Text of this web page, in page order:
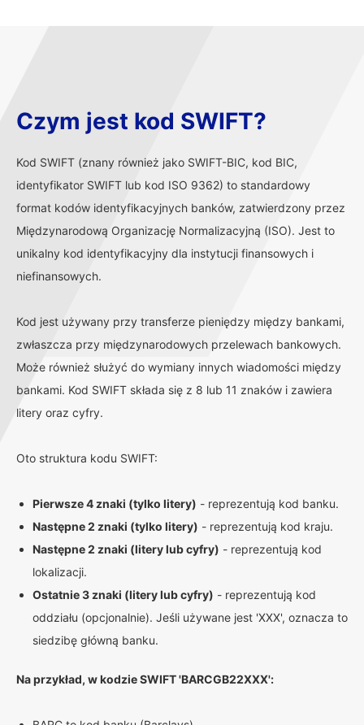
Czym jest kod SWIFT?
Kod SWIFT (znany również jako SWIFT-BIC, kod BIC,
identyfikator SWIFT lub kod ISO 9362) to standardowy
format kodów identyfikacyjnych banków, zatwierdzony przez
Międzynarodową Organizację Normalizacyjną (ISO). Jest to
unikalny kod identyfikacyjny dla instytucji finansowych i
niefinansowych.
Kod jest używany przy transferze pieniędzy między bankami,
zwłaszcza przy międzynarodowych przelewach bankowych.
Może również służyć do wymiany innych wiadomości między
bankami. Kod SWIFT składa się z 8 lub 11 znaków i zawiera
litery oraz cyfry.
Oto struktura kodu SWIFT:
Pierwsze 4 znaki (tylko litery) - reprezentują kod banku.
Następne 2 znaki (tylko litery) - reprezentują kod kraju.
Następne 2 znaki (litery lub cyfry) - reprezentują kod
lokalizacji.
Ostatnie 3 znaki (litery lub cyfry) - reprezentują kod
oddziału (opcjonalnie). Jeśli używane jest 'XXX', oznacza to
siedzibę główną banku.
Na przykład, w kodzie SWIFT 'BARCGB22XXX':